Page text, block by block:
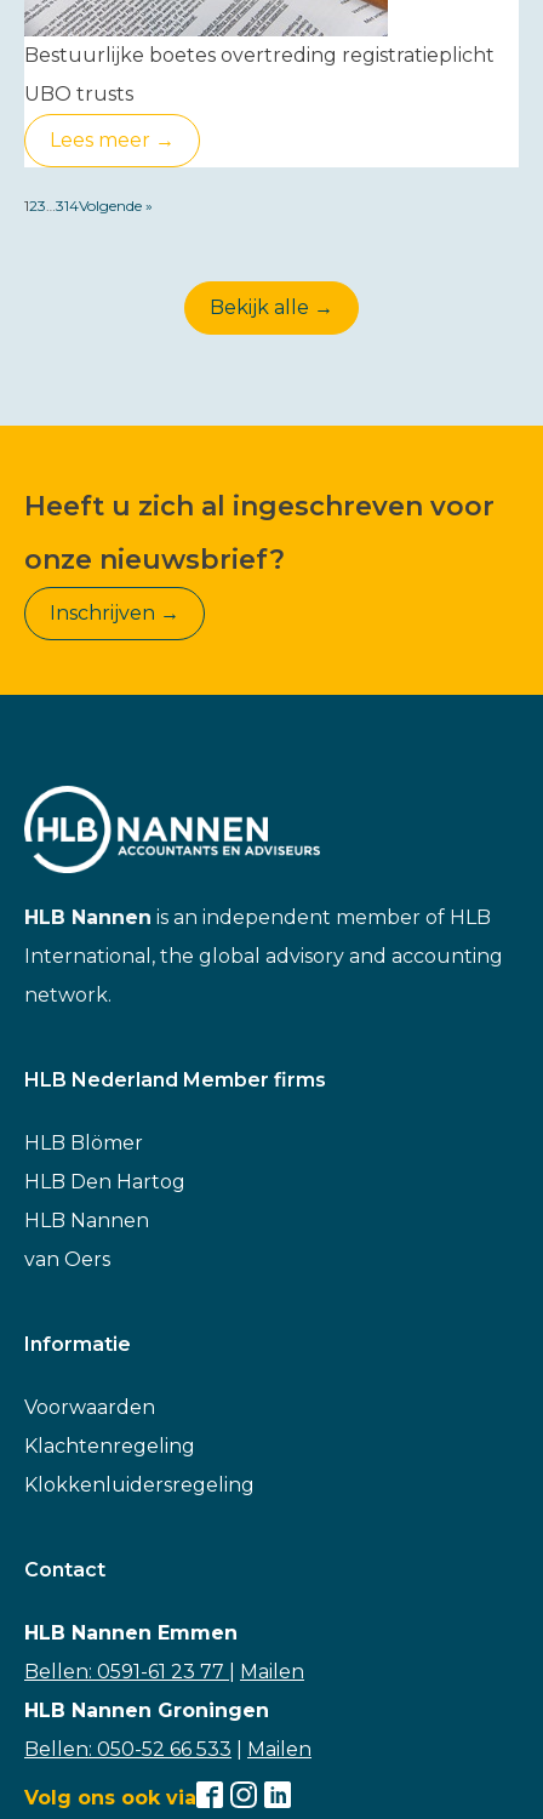
Bestuurlijke boetes overtreding registratieplicht
UBO trusts
Lees meer →
123 314Volgende »
Bekijk alle →
Heeft u zich al ingeschreven voor
onze nieuwsbrief?
Inschrijven →
HLB Nannen is an independent member of HLB
International, the global advisory and accounting
network.
HLB Nederland Member firms
HLB Blömer
HLB Den Hartog
HLB Nannen
van Oers
Informatie
Voorwaarden
Klachtenregeling
Klokkenluidersregeling
Contact
HLB Nannen Emmen
Bellen: 0591-61 23 77
Mailen
HLB Nannen Groningen
Bellen: 050-52 66 533
Mailen
Volg ons ook via